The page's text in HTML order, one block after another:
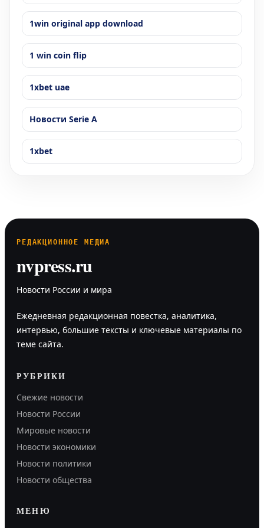
1win original app download
1 win coin flip
1xbet uae
Новости Serie A
1xbet
РЕДАКЦИОННОЕ МЕДИА
nvpress.ru
Новости России и мира
Ежедневная редакционная повестка, аналитика,
интервью, большие тексты и ключевые материалы по
теме сайта.
РУБРИКИ
Свежие новости
Новости России
Мировые новости
Новости экономики
Новости политики
Новости общества
МЕНЮ